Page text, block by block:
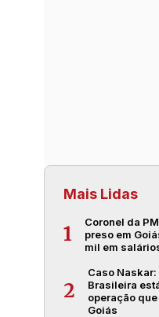
Mais Lidas
1
Coronel da
preso em
mil em
2
Caso
Brasileira
operação
Goiás